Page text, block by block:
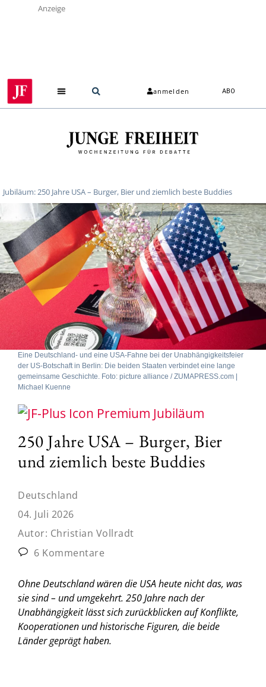
Anzeige
anmelden ABO
Jubiläum: 250 Jahre USA – Burger, Bier und ziemlich beste Buddies
Eine Deutschland- und eine USA-Fahne bei der Unabhängigkeitsfeier
der US-Botschaft in Berlin: Die beiden Staaten verbindet eine lange
gemeinsame Geschichte. Foto: picture alliance / ZUMAPRESS.com |
Michael Kuenne
Jubiläum
250 Jahre USA – Burger, Bier
und ziemlich beste Buddies
Deutschland
04. Juli 2026
Autor: Christian Vollradt
6 Kommentare
Ohne Deutschland wären die USA heute nicht das, was
sie sind – und umgekehrt. 250 Jahre nach der
Unabhängigkeit lässt sich zurückblicken auf Konflikte,
Kooperationen und historische Figuren, die beide
Länder geprägt haben.